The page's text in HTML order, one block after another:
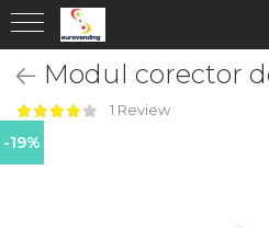
Modul corector
1 Review
-19%